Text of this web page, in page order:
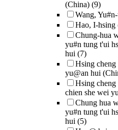
(China) (9)
Wang,
Hao, I-hsing
Chung-hua
yu#n tung t'ui
hui (7)
Hsing
yu@an hui
Hsing
chien she wei
Chung hua
yu#n tung t'ui
hui (5)